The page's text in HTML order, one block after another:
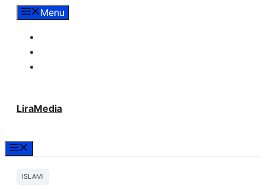
LangsungMenu
LiraMedia
ISLAMI